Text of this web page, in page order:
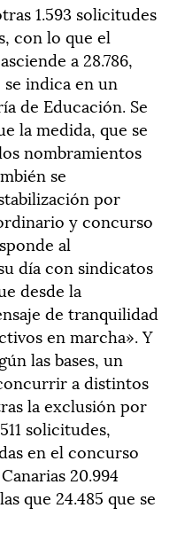
1.593 solicitudes
con lo que el
a 28.786,
se indica en un
de Educación. Se
la medida, que se
nombramientos
se
por
y concurso
al
día con sindicatos
desde la
de tranquilidad
en marcha». Y
las bases, un
a distintos
la exclusión por
solicitudes,
en el concurso
20.994
que 24.485 que se